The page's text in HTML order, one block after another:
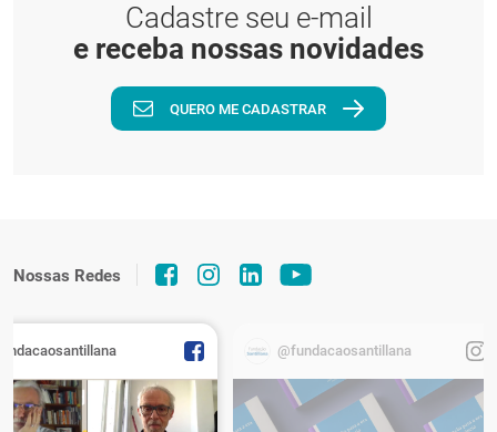
Cadastre seu e-mail
e receba nossas novidades
QUERO ME CADASTRAR
Nossas Redes
@fundacaosantillana